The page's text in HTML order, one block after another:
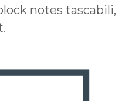
notes tascabili,